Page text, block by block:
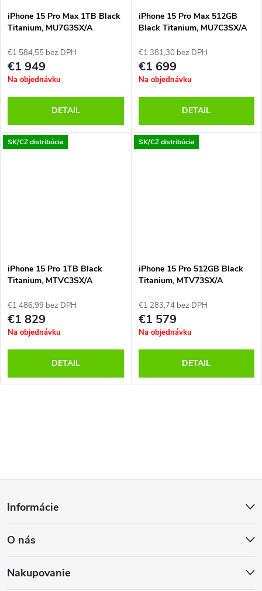
iPhone 15 Pro Max 1TB Black
Titanium, MU7G3SX/A
€1 584,55 bez DPH
€1 949
Na objednávku
DETAIL
iPhone 15 Pro Max 512GB
Black Titanium, MU7C3SX/A
€1 381,30 bez DPH
€1 699
Na objednávku
DETAIL
SK/CZ distribúcia
iPhone 15 Pro 1TB Black
Titanium, MTVC3SX/A
€1 486,99 bez DPH
€1 829
Na objednávku
DETAIL
SK/CZ distribúcia
iPhone 15 Pro 512GB Black
Titanium, MTV73SX/A
€1 283,74 bez DPH
€1 579
Na objednávku
DETAIL
d
a
i
p
ä
Informácie
O nás
Nakupovanie